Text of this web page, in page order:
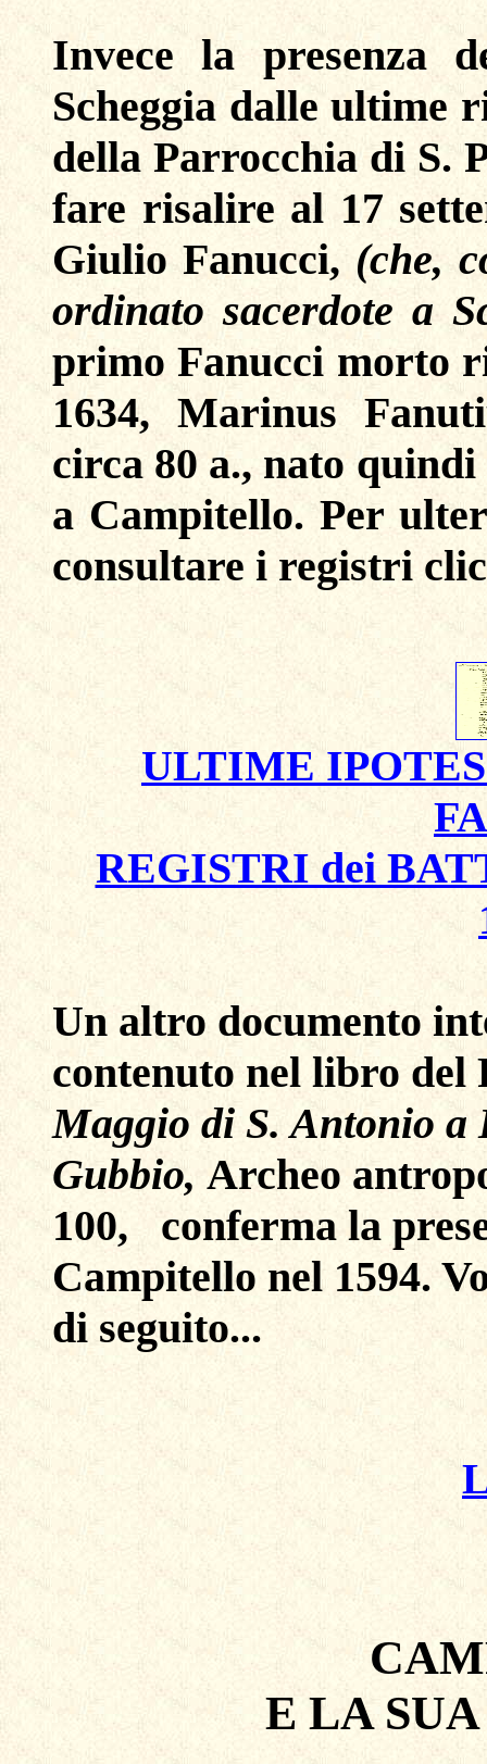
Invece la presenza
Scheggia dalle ultime
della Parrocchia di S.
fare risalire al 17
Giulio Fanucci,(che,
ordinato sacerdote a
primo Fanucci morto
1634, Marinus
circa 80 a., nato
a Campitello. Per
consultare i registri
ULTIME
REGISTRI dei
Un altro documento
contenuto nel libro
Maggio di S. Antonio a
Gubbio, Archeo
100, conferma la
Campitello nel 1594.
di seguito...
E LA